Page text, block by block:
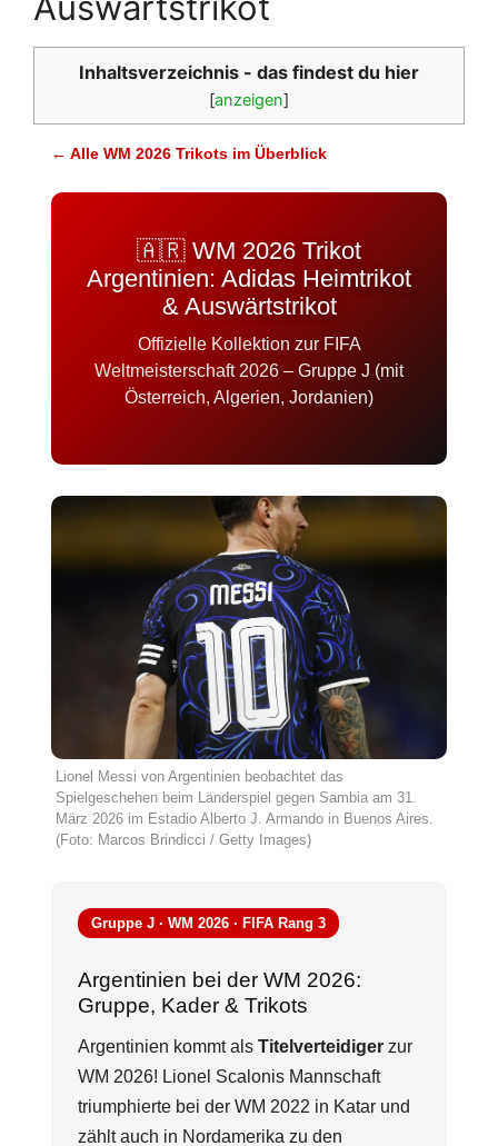
Inhaltsverzeichnis - das findest du hier
[anzeigen]
← Alle WM 2026 Trikots im Überblick
🇦🇷 WM 2026 Trikot
Argentinien: Adidas Heimtrikot
& Auswärtstrikot
Offizielle Kollektion zur FIFA
Weltmeisterschaft 2026 – Gruppe J (mit
Österreich, Algerien, Jordanien)
Lionel Messi von Argentinien beobachtet das
Spielgeschehen beim Länderspiel gegen Sambia am 31.
März 2026 im Estadio Alberto J. Armando in Buenos Aires.
(Foto: Marcos Brindicci / Getty Images)
Gruppe J · WM 2026 · FIFA Rang 3
Argentinien bei der WM 2026:
Gruppe, Kader & Trikots
Argentinien kommt als Titelverteidiger zur
WM 2026! Lionel Scalonis Mannschaft
triumphierte bei der WM 2022 in Katar und
zählt auch in Nordamerika zu den